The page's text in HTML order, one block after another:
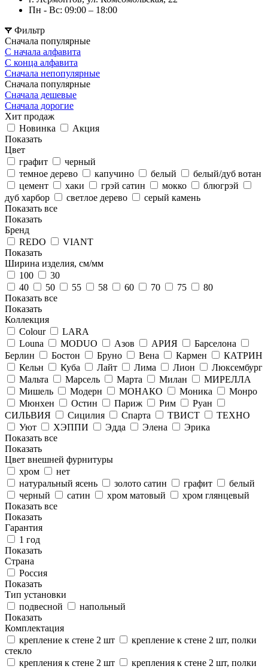
Пн - Вс: 09:00 – 18:00
Фильтр
Сначала популярные
С начала алфавита
С конца алфавита
Сначала непопулярные
Сначала популярные
Сначала дешевые
Сначала дорогие
Хит продаж
Новинка
Акция
Показать
Цвет
графит
черный
темное дерево
капучино белый
белый/дуб вотан
цемент
хаки грэй сатин мокко
блюгрэй
дуб харбор
светлое дерево
серый камень
Показать все
Показать
Бренд
REDO
VIANT
Показать
Ширина изделия, см/мм
100
30
40
50 55 58 60 70 75
80
Показать все
Показать
Коллекция
Colour
LARA
Louna
MODUO Азов АРИЯ
Барселона
Берлин
Бостон Бруно Вена Кармен
КАТРИН
Кельн
Куба Лайт Лима Лион
Люксембург
Мальта
Марсель Марта Милан
МИРЕЛЛА
Мишель
Модерн МОНАКО Моника
Монро
Мюнхен
Остин Париж Рим
Руан
СИЛЬВИЯ
Сицилия Спарта ТВИСТ
ТЕХНО
Уют
ХЭППИ Эдда Элена
Эрика
Показать все
Показать
Цвет внешней фурнитуры
хром
нет
натуральный ясень
золото сатин графит
белый
черный
сатин хром матовый
хром глянцевый
Показать все
Показать
Гарантия
1 год
Показать
Страна
Россия
Показать
Тип установки
подвесной
напольный
Показать
Комплектация
крепление к стене 2 шт
крепление к стене 2 шт, полки
стекло
крепления к стене 2 шт
крепления к стене 2 шт, полки